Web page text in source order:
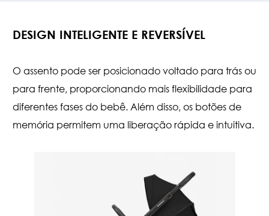
DESIGN INTELIGENTE E REVERSÍVEL
O assento pode ser posicionado voltado para trás ou
para frente, proporcionando mais flexibilidade para
diferentes fases do bebê. Além disso, os botões de
memória permitem uma liberação rápida e intuitiva.